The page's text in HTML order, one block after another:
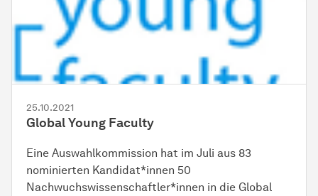
25.10.2021
Global Young Faculty
Eine Auswahlkommission hat im Juli aus 83
nominierten Kandidat*innen 50
Nachwuchswissenschaftler*innen in die Global